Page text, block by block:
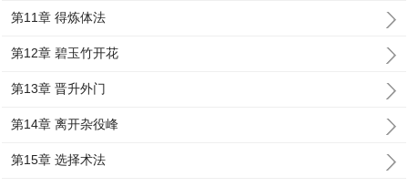
第11章 得炼体法
第12章 碧玉竹开花
第13章 晋升外门
第14章 离开杂役峰
第15章 选择术法